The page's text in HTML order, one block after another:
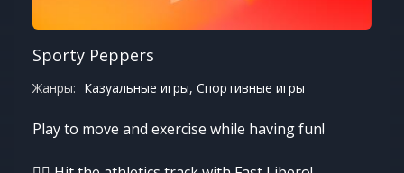
Sporty Peppers
Жанры: Казуальные игры, Спортивные игры
Play to move and exercise while having fun!